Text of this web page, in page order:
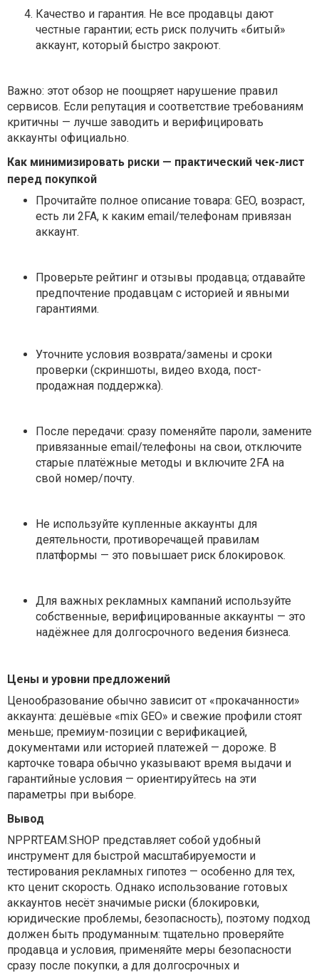
Качество и гарантия. Не все продавцы дают
честные гарантии; есть риск получить «битый»
аккаунт, который быстро закроют.
Важно: этот обзор не поощряет нарушение правил
сервисов. Если репутация и соответствие требованиям
критичны — лучше заводить и верифицировать
аккаунты официально.
Как минимизировать риски — практический чек-лист
перед покупкой
Прочитайте полное описание товара: GEO, возраст,
есть ли 2FA, к каким email/телефонам привязан
аккаунт.
Проверьте рейтинг и отзывы продавца; отдавайте
предпочтение продавцам с историей и явными
гарантиями.
Уточните условия возврата/замены и сроки
проверки (скриншоты, видео входа, пост-
продажная поддержка).
После передачи: сразу поменяйте пароли, замените
привязанные email/телефоны на свои, отключите
старые платёжные методы и включите 2FA на
свой номер/почту.
Не используйте купленные аккаунты для
деятельности, противоречащей правилам
платформы — это повышает риск блокировок.
Для важных рекламных кампаний используйте
собственные, верифицированные аккаунты — это
надёжнее для долгосрочного ведения бизнеса.
Цены и уровни предложений
Ценообразование обычно зависит от «прокачанности»
аккаунта: дешёвые «mix GEO» и свежие профили стоят
меньше; премиум-позиции с верификацией,
документами или историей платежей — дороже. В
карточке товара обычно указывают время выдачи и
гарантийные условия — ориентируйтесь на эти
параметры при выборе.
Вывод
NPPRTEAM.SHOP представляет собой удобный
инструмент для быстрой масштабируемости и
тестирования рекламных гипотез — особенно для тех,
кто ценит скорость. Однако использование готовых
аккаунтов несёт значимые риски (блокировки,
юридические проблемы, безопасность), поэтому подход
должен быть продуманным: тщательно проверяйте
продавца и условия, применяйте меры безопасности
сразу после покупки, а для долгосрочных и